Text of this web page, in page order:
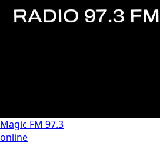
Magic FM 97.3
online